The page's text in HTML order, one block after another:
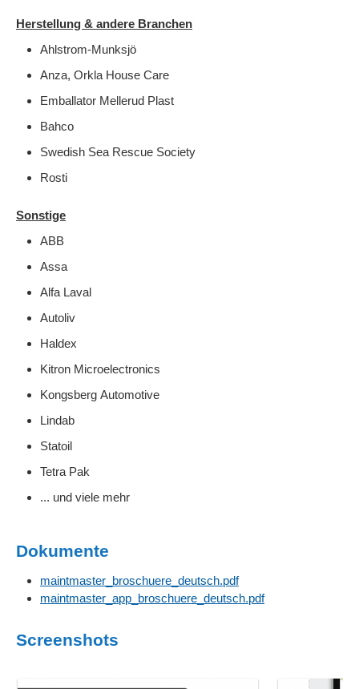
Herstellung & andere Branchen
Ahlstrom-Munksjö
Anza, Orkla House Care
Emballator Mellerud Plast
Bahco
Swedish Sea Rescue Society
Rosti
Sonstige
ABB
Assa
Alfa Laval
Autoliv
Haldex
Kitron Microelectronics
Kongsberg Automotive
Lindab
Statoil
Tetra Pak
... und viele mehr
Dokumente
maintmaster_broschuere_deutsch.pdf
maintmaster_app_broschuere_deutsch.pdf
Screenshots